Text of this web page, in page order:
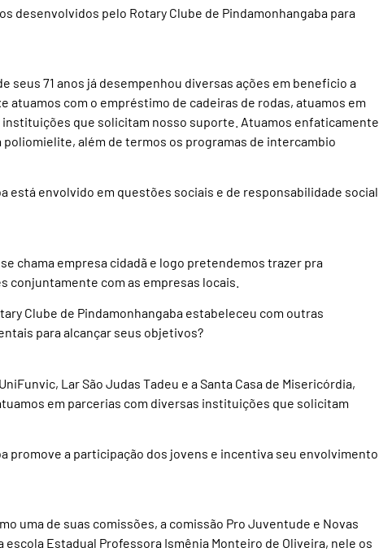
desenvolvidos pelo Rotary Clube de Pindamonhangaba para
seus 71 anos já desempenhou diversas ações em beneficio a
atuamos com o empréstimo de cadeiras de rodas, atuamos em
instituições que solicitam nosso suporte. Atuamos enfaticamente
poliomielite, além de termos os programas de intercambio
está envolvido em questões sociais e de responsabilidade social
chama empresa cidadã e logo pretendemos trazer pra
conjuntamente com as empresas locais.
Clube de Pindamonhangaba estabeleceu com outras
para alcançar seus objetivos?
Lar São Judas Tadeu e a Santa Casa de Misericórdia,
em parcerias com diversas instituições que solicitam
promove a participação dos jovens e incentiva seu envolvimento
uma de suas comissões, a comissão Pro Juventude e Novas
Estadual Professora Ismênia Monteiro de Oliveira, nele os